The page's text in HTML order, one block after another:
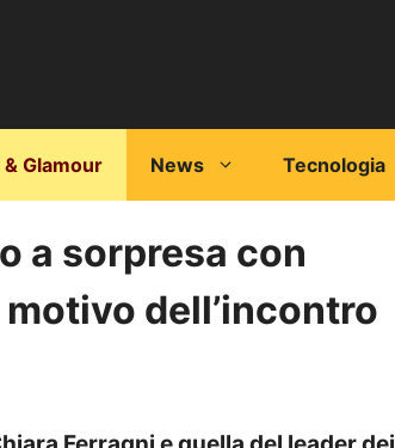
& Glamour News Tecnologia
a sorpresa con
dell’incontro